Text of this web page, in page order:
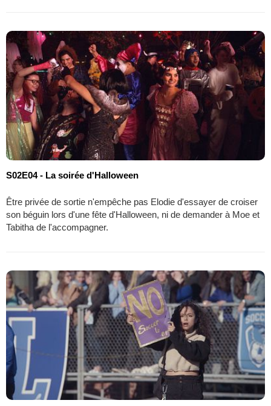
S02E04 - La soirée d'Halloween
Être privée de sortie n'empêche pas Elodie d'essayer de croiser
son béguin lors d'une fête d'Halloween, ni de demander à Moe et
Tabitha de l'accompagner.